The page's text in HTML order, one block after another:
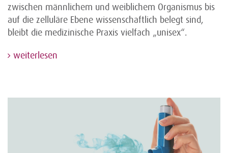
zwischen männlichem und weiblichem Organismus bis
auf die zelluläre Ebene wissenschaftlich belegt sind,
bleibt die medizinische Praxis vielfach „unisex“.
weiterlesen